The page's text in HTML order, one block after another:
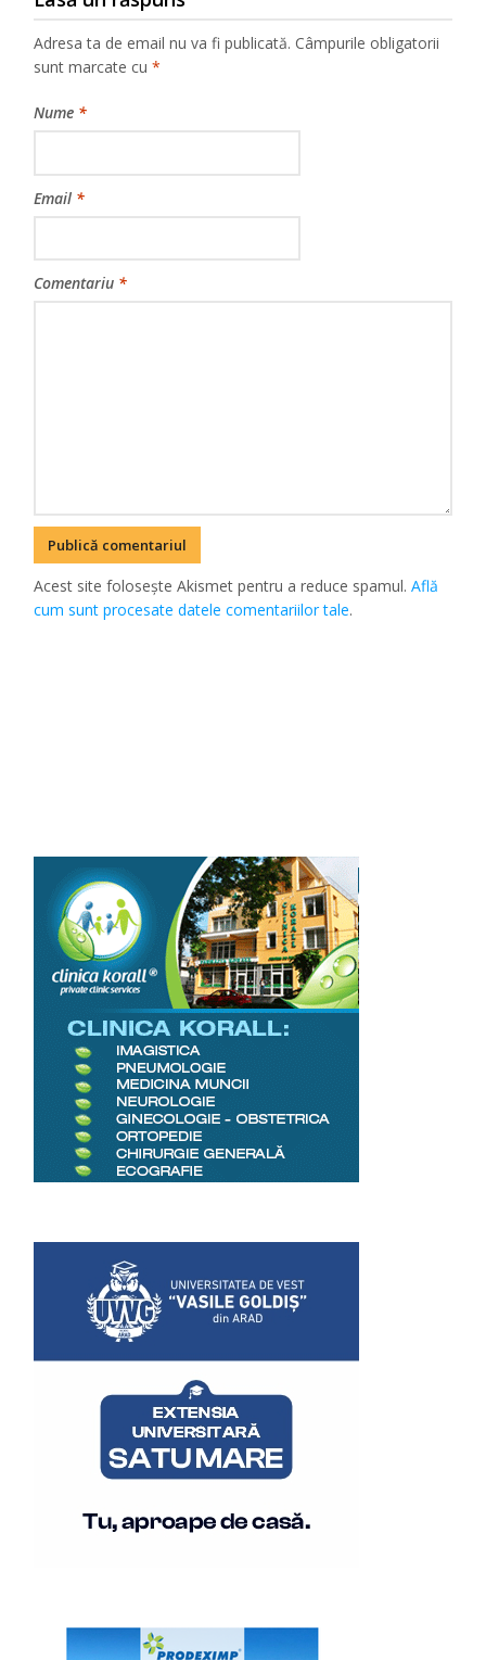
Adresa ta de email nu va fi publicată. Câmpurile obligatorii
sunt marcate cu*
Nume *
Email *
Comentariu *
Acest site folosește Akismet pentru a reduce spamul.Află
cum sunt procesate datele comentariilor tale.